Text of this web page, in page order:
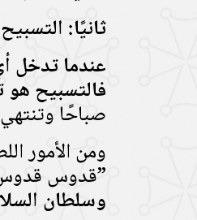
ثانيًا:
عندما تدخل
فالتسبيح هو
صباحًا
ومن الأمور
”قدوس
وسلطان